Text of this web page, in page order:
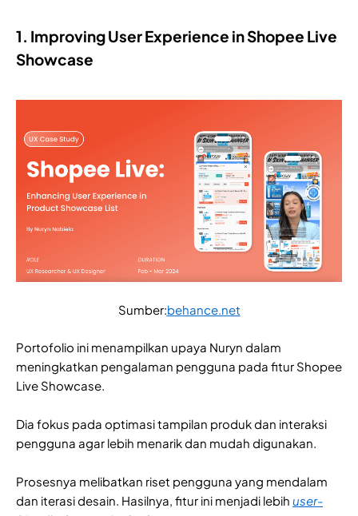
1. Improving User Experience in Shopee Live
Showcase
Sumber:behance.net
Portofolio ini menampilkan upaya Nuryn dalam
meningkatkan pengalaman pengguna pada fitur Shopee
Live Showcase.
Dia fokus pada optimasi tampilan produk dan interaksi
pengguna agar lebih menarik dan mudah digunakan.
Prosesnya melibatkan riset pengguna yang mendalam
dan iterasi desain. Hasilnya, fitur ini menjadi lebih user-